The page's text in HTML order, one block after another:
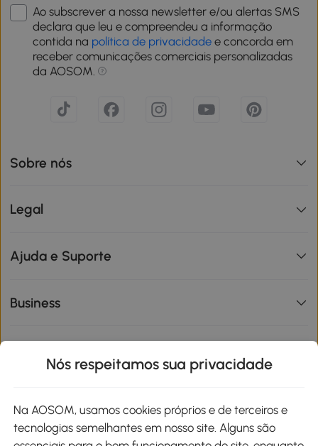
Ao subscrever a nossa newsletter e/ou alertas SMS
declara que leu e compreendeu a informação
contida na política de privacidade e concorda em
receber comunicações comerciais personalizadas
da AOSOM.
Sobre nós
Legal
Ajuda e Suporte
Business
Nós respeitamos sua privacidade
Na AOSOM, usamos cookies próprios e de terceiros e
tecnologias semelhantes em nosso site. Alguns são